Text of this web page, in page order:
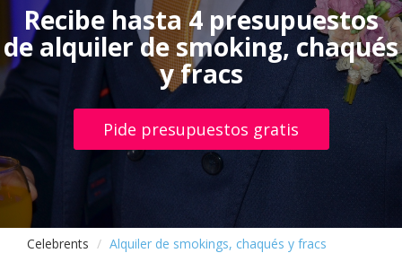
Recibe hasta 4 presupuestos
de alquiler de smoking, chaqués
y fracs
Pide presupuestos gratis
Celebrents Alquiler de smokings, chaqués y fracs